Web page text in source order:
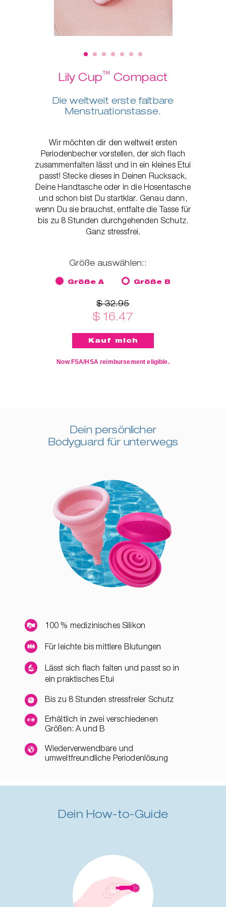
Lily Cup™ Compact
Die weltweit erste faltbare
Menstruationstasse.
Wir möchten dir den weltweit ersten
Periodenbecher vorstellen, der sich flach
zusammenfalten lässt und in ein kleines Etui
passt! Stecke dieses in Deinen Rucksack,
Deine Handtasche oder in die Hosentasche
und schon bist Du startklar. Genau dann,
wenn Du sie brauchst, entfalte die Tasse für
bis zu 8 Stunden durchgehenden Schutz.
Ganz stressfrei.
Größe auswählen::
Größe A Größe B
$ 32.95
$ 16.47
Now FSA/HSA reimbursement eligible.
Dein persönlicher
Bodyguard für unterwegs
100 % medizinisches Silikon
Für leichte bis mittlere Blutungen
Lässt sich flach falten und passt so in
ein praktisches Etui
Bis zu 8 Stunden stressfreier Schutz
Erhältlich in zwei verschiedenen
Größen: A und B
Wiederverwendbare und
umweltfreundliche Periodenlösung
Dein How-to-Guide